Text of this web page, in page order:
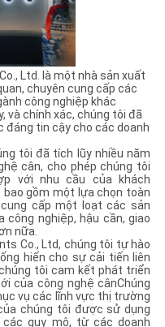
Ltd. là một nhà sản xuất
chuyên cung cấp các
công nghiệp khác
và chính xác, chúng tôi đã
tin cậy cho các doanh
tôi đã tích lũy nhiều năm
cân, cho phép chúng tôi
với nhu cầu của khách
bao gồm một lựa chọn toàn
cấp một loạt các sản
nghiệp, hậu cần, giao
nữa.
Co., Ltd, chúng tôi tự hào
hiến cho sự cải tiến liên
tôi cam kết phát triển
của công nghệ cânChúng
vụ các lĩnh vực thị trường
chúng tôi được sử dụng
quy mô, từ các doanh